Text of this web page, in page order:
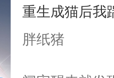
林秋那双清透
火葬场虽迟
果之后，我可
斗力爆表只想
大的异能者攻
送到敌国用来
室。北邺太子
将人扫地出门
重生成猫后我
胖纸猪